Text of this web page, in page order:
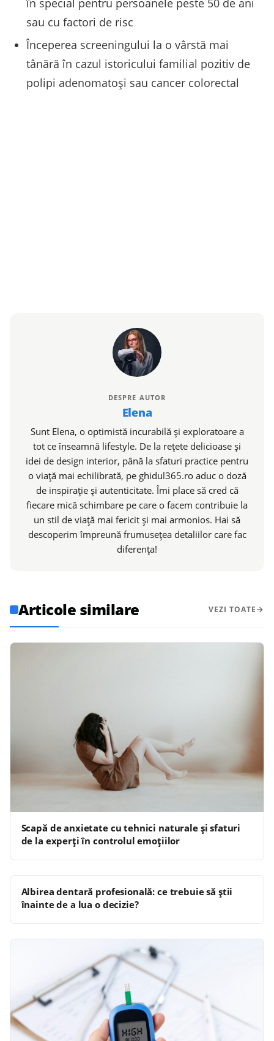
sau cu factori de risc
Începerea screeningului la o vârstă mai
tânără în cazul istoricului familial pozitiv de
polipi adenomatoşi sau cancer colorectal
DESPRE AUTOR
Elena
Sunt Elena, o optimistă incurabilă și exploratoare a
tot ce înseamnă lifestyle. De la rețete delicioase și
idei de design interior, până la sfaturi practice pentru
o viață mai echilibrată, pe ghidul365.ro aduc o doză
de inspirație și autenticitate. Îmi place să cred că
fiecare mică schimbare pe care o facem contribuie la
un stil de viață mai fericit și mai armonios. Hai să
descoperim împreună frumusețea detaliilor care fac
diferența!
Articole similare VEZI TOATE
Scapă de anxietate cu tehnici naturale și sfaturi
de la experți în controlul emoțiilor
Albirea dentară profesională: ce trebuie să știi
înainte de a lua o decizie?